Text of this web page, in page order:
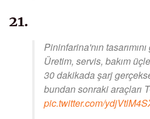
21.
Pininfarina'nın
Üretim, servis, bakım
30 dakikada şarj
bundan sonraki araçları
pic.twitter.com/